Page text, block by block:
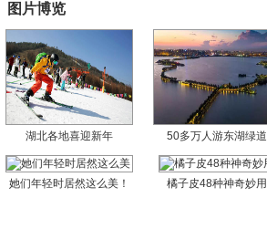
图片博览
湖北各地喜迎新年 50多万人游东湖绿道
她们年轻时居然这么美！ 橘子皮48种神奇妙用